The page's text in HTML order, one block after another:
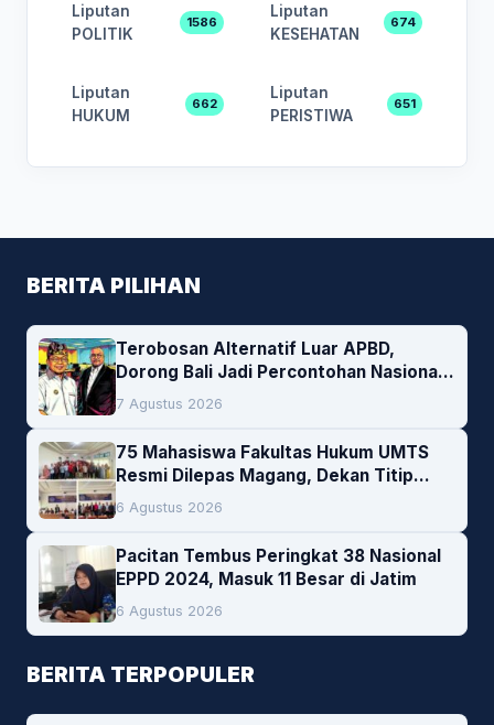
Liputan
POLITIK
1586
Liputan
KESEHATAN
674
Liputan
HUKUM
662
Liputan
PERISTIWA
651
BERITA PILIHAN
Terobosan Alternatif Luar APBD,
Dorong Bali Jadi Percontohan Nasional
Pembiayaan Daerah
7 Agustus 2026
75 Mahasiswa Fakultas Hukum UMTS
Resmi Dilepas Magang, Dekan Titip
Empat Pesan Penting
6 Agustus 2026
Pacitan Tembus Peringkat 38 Nasional
EPPD 2024, Masuk 11 Besar di Jatim
6 Agustus 2026
BERITA TERPOPULER